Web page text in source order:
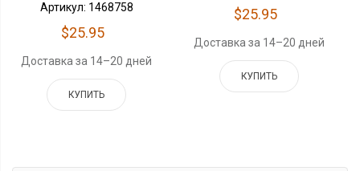
Артикул: 1468758
$25.95
Доставка за 14–20 дней
КУПИТЬ
$25.95
Доставка за 14–20 дней
КУПИТЬ